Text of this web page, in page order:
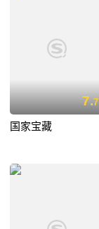
7.7
国家宝藏